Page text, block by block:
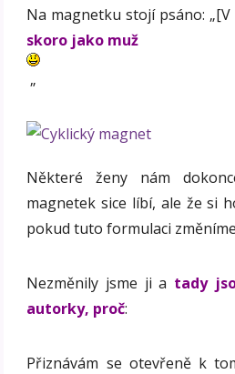
Na magnetku stojí psáno: „[V
skoro jako muž
„
Některé ženy nám
magnetek sice líbí, ale že si
pokud tuto formulaci
Nezměnily jsme ji a tady
autorky, proč:
Přiznávám se otevřeně k